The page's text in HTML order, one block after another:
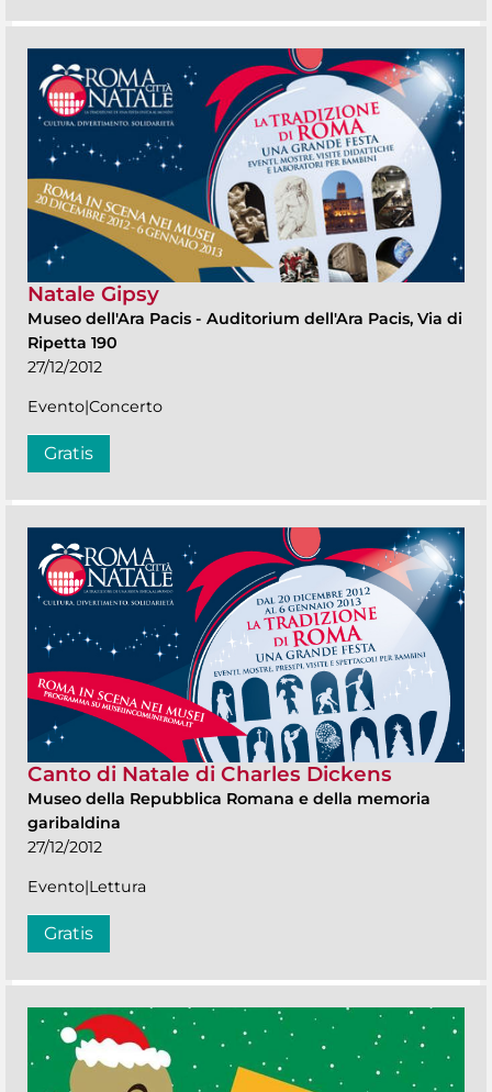
Natale Gipsy
Museo dell'Ara Pacis - Auditorium dell'Ara Pacis, Via di
Ripetta 190
27/12/2012
Evento|Concerto
Gratis
Canto di Natale di Charles Dickens
Museo della Repubblica Romana e della memoria
garibaldina
27/12/2012
Evento|Lettura
Gratis